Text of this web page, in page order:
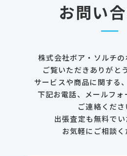
お問い
株式会社ボア・ソルチ
ご覧いただきありがと
サービスや商品に関する
下記お電話、メールフォ
ご連絡くださ
出張査定も無料でい
お気軽にご相談く